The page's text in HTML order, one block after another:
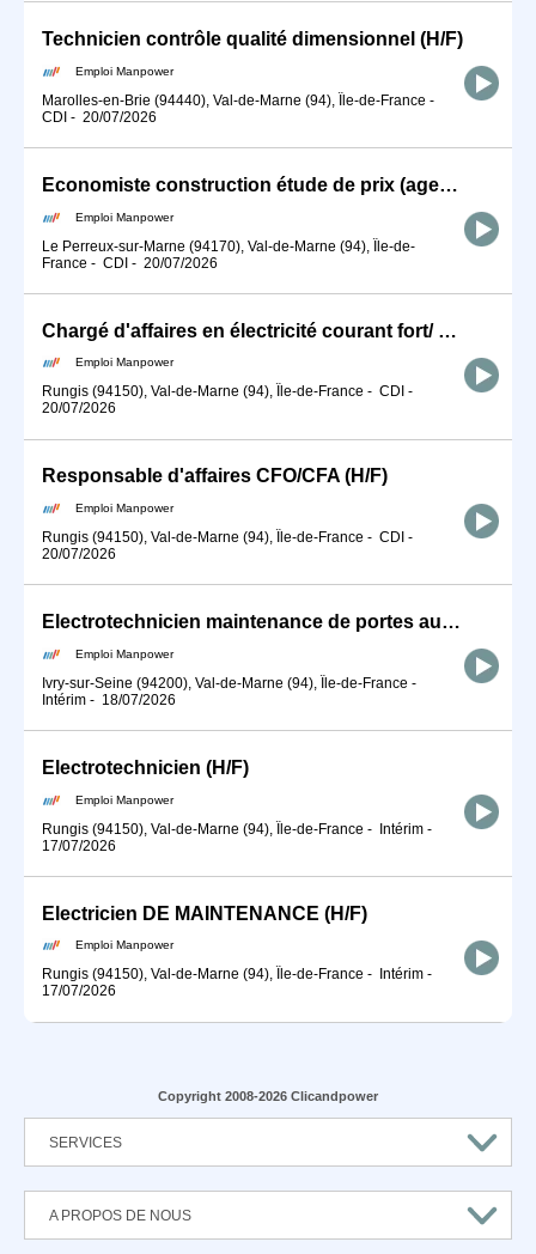
Technicien contrôle qualité dimensionnel (H/F)
Emploi Manpower
Marolles-en-Brie (94440), Val-de-Marne (94), Île-de-France -
CDI - 20/07/2026
Economiste construction étude de prix (agencement menuiserie) (H/F)
Emploi Manpower
Le Perreux-sur-Marne (94170), Val-de-Marne (94), Île-de-
France - CDI - 20/07/2026
Chargé d'affaires en électricité courant fort/ Courant Faible (H/F)
Emploi Manpower
Rungis (94150), Val-de-Marne (94), Île-de-France - CDI -
20/07/2026
Responsable d'affaires CFO/CFA (H/F)
Emploi Manpower
Rungis (94150), Val-de-Marne (94), Île-de-France - CDI -
20/07/2026
Electrotechnicien maintenance de portes automatiques (H/F)
Emploi Manpower
Ivry-sur-Seine (94200), Val-de-Marne (94), Île-de-France -
Intérim - 18/07/2026
Electrotechnicien (H/F)
Emploi Manpower
Rungis (94150), Val-de-Marne (94), Île-de-France - Intérim -
17/07/2026
Electricien DE MAINTENANCE (H/F)
Emploi Manpower
Rungis (94150), Val-de-Marne (94), Île-de-France - Intérim -
17/07/2026
Copyright 2008-2026 Clicandpower
SERVICES
A PROPOS DE NOUS